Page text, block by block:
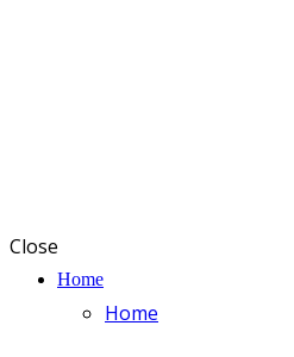
Close
Home
Home